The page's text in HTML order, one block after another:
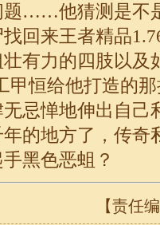
题……他猜测是不
回来王者精品
有力的四肢以及
甲恒给他打造的
忌惮地伸出自己
的地方了， 传奇
黑色恶蛆？
【责任